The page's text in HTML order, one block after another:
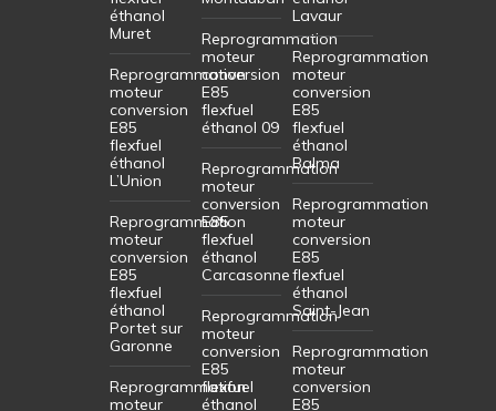
éthanol
Muret
Reprogrammation
moteur
conversion
E85
flexfuel
éthanol
L’Union
Reprogrammation
moteur
conversion
E85
flexfuel
éthanol
Portet sur
Garonne
Reprogrammation
moteur
Reprogrammation
moteur
conversion
E85
flexfuel
éthanol 09
Reprogrammation
moteur
conversion
E85
flexfuel
éthanol
Carcasonne
Reprogrammation
moteur
conversion
E85
flexfuel
éthanol
Lavaur
Reprogrammation
moteur
conversion
E85
flexfuel
éthanol
Balma
Reprogrammation
moteur
conversion
E85
flexfuel
éthanol
Saint-Jean
Reprogrammation
moteur
conversion
E85